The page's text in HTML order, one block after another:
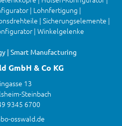
| Lohnfertigung |
| Sicherungselemente |
| Winkelgelenke
| Smart Manufacturing
GmbH & Co KG
13
Steinbach
9345 6700
osswald.de